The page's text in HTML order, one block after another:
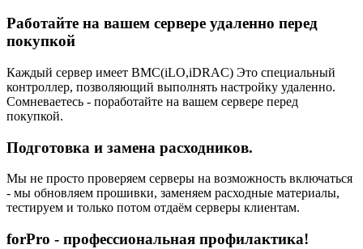
Работайте на вашем сервере удаленно перед
покупкой
Каждый сервер имеет BMC(iLO,iDRAC) Это специальный
контроллер, позволяющий выполнять настройку удаленно.
Сомневаетесь - поработайте на вашем сервере перед
покупкой.
Подготовка и замена расходников.
Мы не просто проверяем серверы на возможность включаться
- мы обновляем прошивки, заменяем расходные материалы,
тестируем и только потом отдаём серверы клиентам.
forPro - профессиональная профилактика!